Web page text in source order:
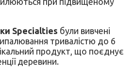
Specialties були вивчені
тривалістю до 6
продукт, що поєднує
деревини.